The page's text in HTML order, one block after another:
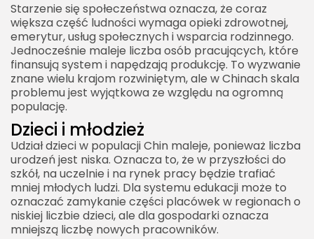
Starzenie się społeczeństwa oznacza, że coraz
większa część ludności wymaga opieki zdrowotnej,
emerytur, usług społecznych i wsparcia rodzinnego.
Jednocześnie maleje liczba osób pracujących, które
finansują system i napędzają produkcję. To wyzwanie
znane wielu krajom rozwiniętym, ale w Chinach skala
problemu jest wyjątkowa ze względu na ogromną
populację.
Dzieci i młodzież
Udział dzieci w populacji Chin maleje, ponieważ liczba
urodzeń jest niska. Oznacza to, że w przyszłości do
szkół, na uczelnie i na rynek pracy będzie trafiać
mniej młodych ludzi. Dla systemu edukacji może to
oznaczać zamykanie części placówek w regionach o
niskiej liczbie dzieci, ale dla gospodarki oznacza
mniejszą liczbę nowych pracowników.